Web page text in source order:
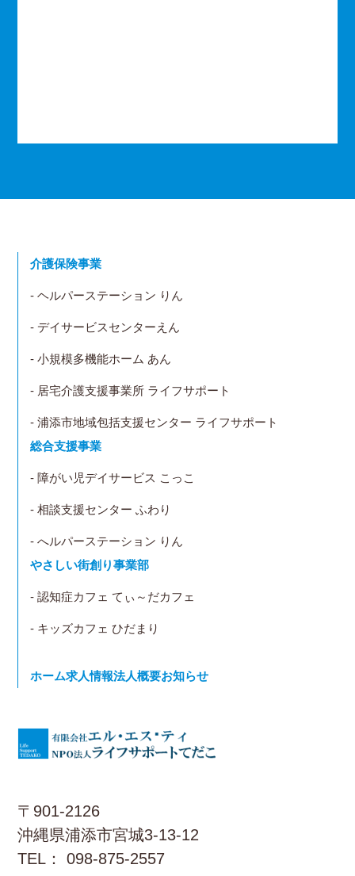
〒901-2126
沖縄県浦添市宮城3-13-12
TEL： 098-875-2557
介護保険事業
- ヘルパーステーション りん
- デイサービスセンターえん
- 小規模多機能ホーム あん
- 居宅介護支援事業所 ライフサポート
- 浦添市地域包括支援センター ライフサポート
総合支援事業
- 障がい児デイサービス こっこ
- 相談支援センター ふわり
- へルパーステーション りん
やさしい街創り事業部
- 認知症カフェ てぃ～だカフェ
- キッズカフェ ひだまり
ホーム求人情報法人概要お知らせ